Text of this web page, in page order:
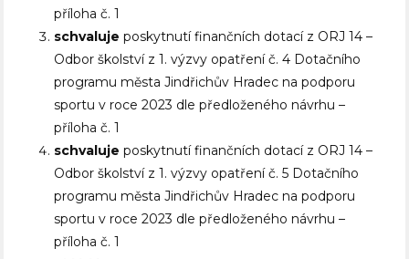
příloha č. 1
schvalujeposkytnutí finančních dotací z ORJ 14 –
Odbor školství z 1. výzvy opatření č. 4 Dotačního
programu města Jindřichův Hradec na podporu
sportu v roce 2023 dle předloženého návrhu –
příloha č. 1
schvalujeposkytnutí finančních dotací z ORJ 14 –
Odbor školství z 1. výzvy opatření č. 5 Dotačního
programu města Jindřichův Hradec na podporu
sportu v roce 2023 dle předloženého návrhu –
příloha č. 1